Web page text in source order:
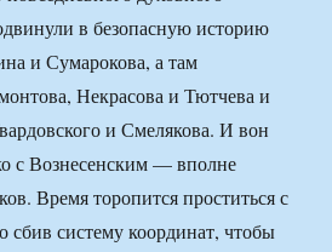
в безопасную историю
и Сумарокова, а там
Некрасова и Тютчева и
и Смелякова. И вон
с Вознесенским — вполне
Время торопится проститься с
систему координат, чтобы